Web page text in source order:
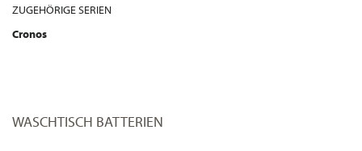
ZUGEHÖRIGE SERIEN
Cronos
WASCHTISCH BATTERIEN